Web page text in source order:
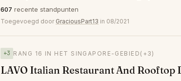
607 recente standpunten
Toegevoegd door GraciousPart13 in 08/2021
+3 RANG 16 IN HET SINGAPORE-GEBIED (+3)
LAVO Italian Restaurant And Rooftop